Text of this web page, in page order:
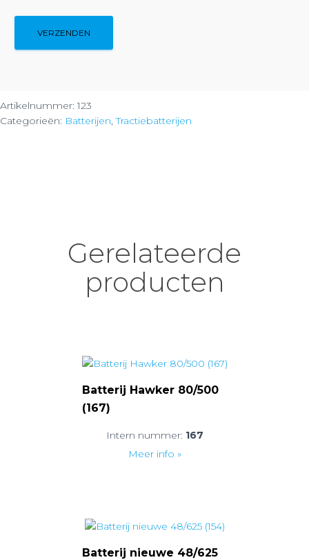
Artikelnummer:123
Categorieën: Batterijen,Tractiebatterijen
Gerelateerde
producten
Batterij Hawker 80/500
(167)
Intern nummer: 167
Meer info »
Batterij nieuwe 48/625